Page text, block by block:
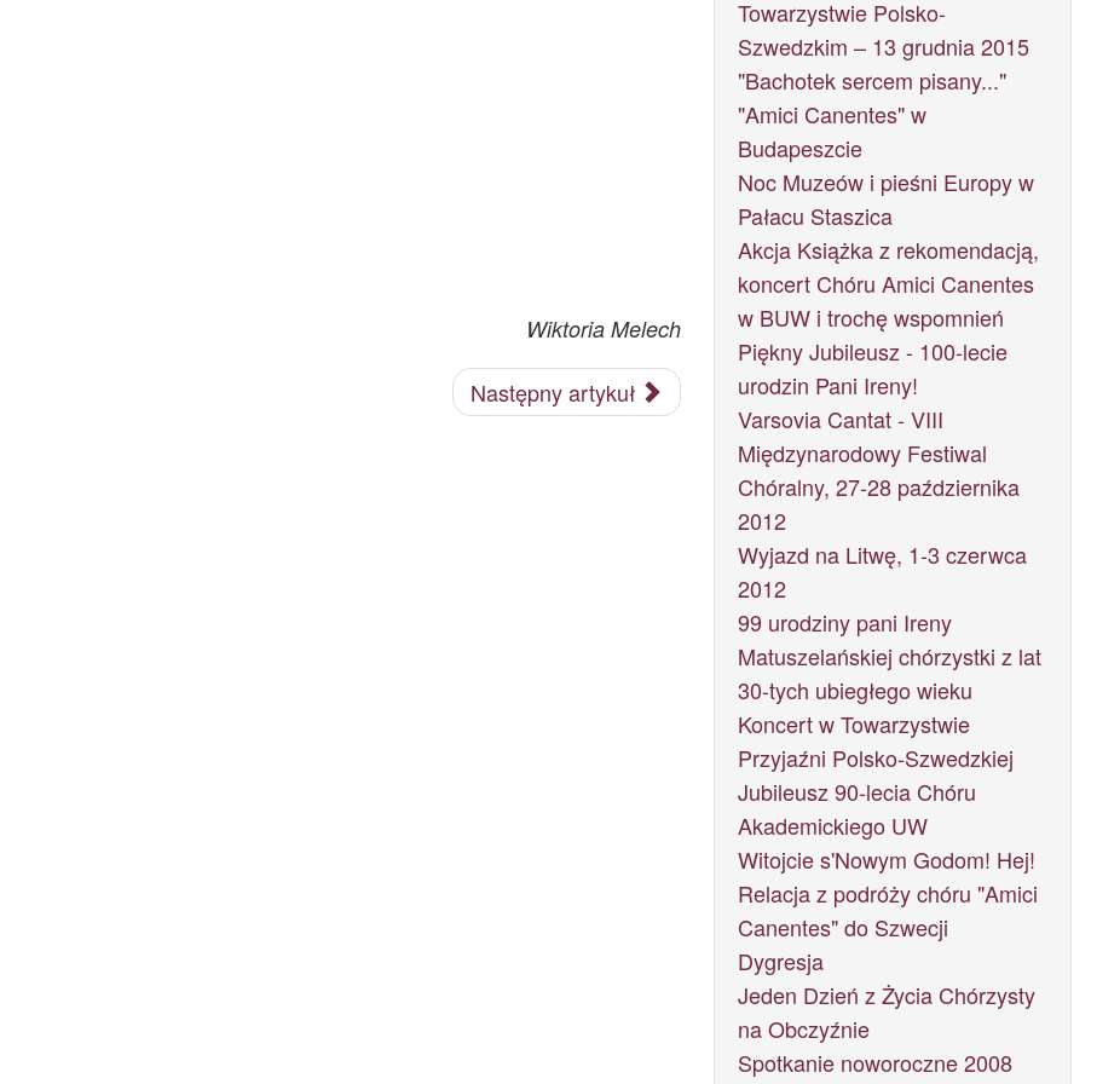
Wiktoria Melech
Następny artykuł
Towarzystwie Polsko-
Szwedzkim – 13 grudnia 2015
"Bachotek sercem pisany..."
"Amici Canentes" w
Budapeszcie
Noc Muzeów i pieśni Europy w
Pałacu Staszica
Akcja Książka z rekomendacją,
koncert Chóru Amici Canentes
w BUW i trochę wspomnień
Piękny Jubileusz - 100-lecie
urodzin Pani Ireny!
Varsovia Cantat - VIII
Międzynarodowy Festiwal
Chóralny, 27-28 października
2012
Wyjazd na Litwę, 1-3 czerwca
2012
99 urodziny pani Ireny
Matuszelańskiej chórzystki z lat
30-tych ubiegłego wieku
Koncert w Towarzystwie
Przyjaźni Polsko-Szwedzkiej
Jubileusz 90-lecia Chóru
Akademickiego UW
Witojcie s'Nowym Godom! Hej!
Relacja z podróży chóru "Amici
Canentes" do Szwecji
Dygresja
Jeden Dzień z Życia Chórzysty
na Obczyźnie
Spotkanie noworoczne 2008